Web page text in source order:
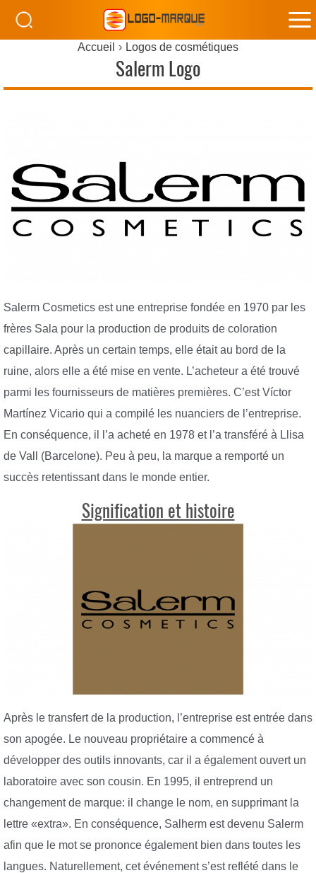
Accueil Logos de cosmétiques
Salerm Logo
Salerm Cosmetics est une entreprise fondée en 1970 par les
frères Sala pour la production de produits de coloration
capillaire. Après un certain temps, elle était au bord de la
ruine, alors elle a été mise en vente. L’acheteur a été trouvé
parmi les fournisseurs de matières premières. C’est Víctor
Martínez Vicario qui a compilé les nuanciers de l’entreprise.
En conséquence, il l’a acheté en 1978 et l’a transféré à Llisa
de Vall (Barcelone). Peu à peu, la marque a remporté un
succès retentissant dans le monde entier.
Signification et histoire
Après le transfert de la production, l’entreprise est entrée dans
son apogée. Le nouveau propriétaire a commencé à
développer des outils innovants, car il a également ouvert un
laboratoire avec son cousin. En 1995, il entreprend un
changement de marque: il change le nom, en supprimant la
lettre «extra». En conséquence, Salherm est devenu Salerm
afin que le mot se prononce également bien dans toutes les
langues. Naturellement, cet événement s’est reflété dans le